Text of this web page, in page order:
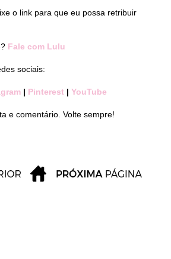
o link para que eu possa retribuir
Fale com Lulu
sociais:
| Pinterest | YouTube
e comentário. Volte sempre!